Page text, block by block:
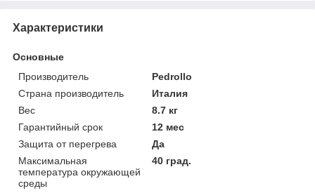
Характеристики
Основные
Производитель
Pedrollo
Страна производитель
Италия
Вес
8.7 кг
Гарантийный срок
12 мес
Защита от перегрева
Да
Максимальная
температура окружающей
среды
40 град.